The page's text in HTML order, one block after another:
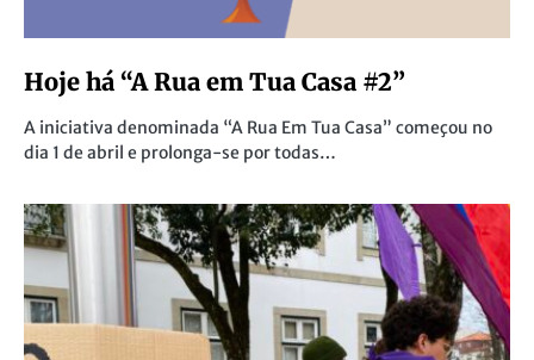
Hoje há “A Rua em Tua Casa #2”
A iniciativa denominada “A Rua Em Tua Casa” começou no
dia 1 de abril e prolonga-se por todas…